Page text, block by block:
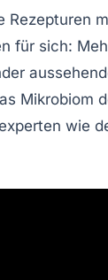
Rezepturen
für sich:
Mikrobiom
wie